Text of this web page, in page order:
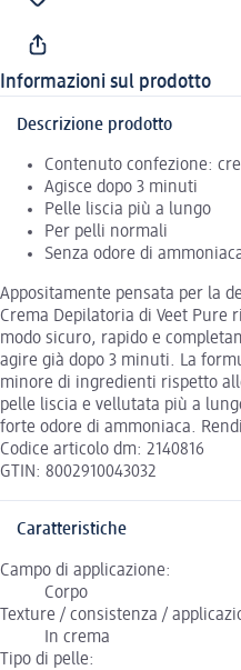
Informazioni sul prodotto
Descrizione prodotto
Contenuto confezione:
Agisce dopo 3 minuti
Pelle liscia più a lungo
Per pelli normali
Senza odore di
Appositamente pensata per la
Crema Depilatoria di Veet Pure
modo sicuro, rapido e
agire già dopo 3 minuti. La
minore di ingredienti rispetto
pelle liscia e vellutata più a
forte odore di ammoniaca.
Codice articolo dm: 2140816
GTIN: 8002910043032
Caratteristiche
Campo di applicazione:
Corpo
Texture / consistenza /
In crema
Tipo di pelle: